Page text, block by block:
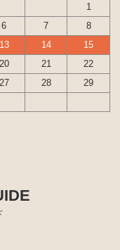
1
6 7
8
13 14
15
20 21
22
27 28
29